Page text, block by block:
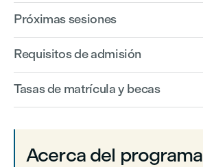
Próximas sesiones
Requisitos de admisión
Tasas de matrícula y becas
Acerca del programa